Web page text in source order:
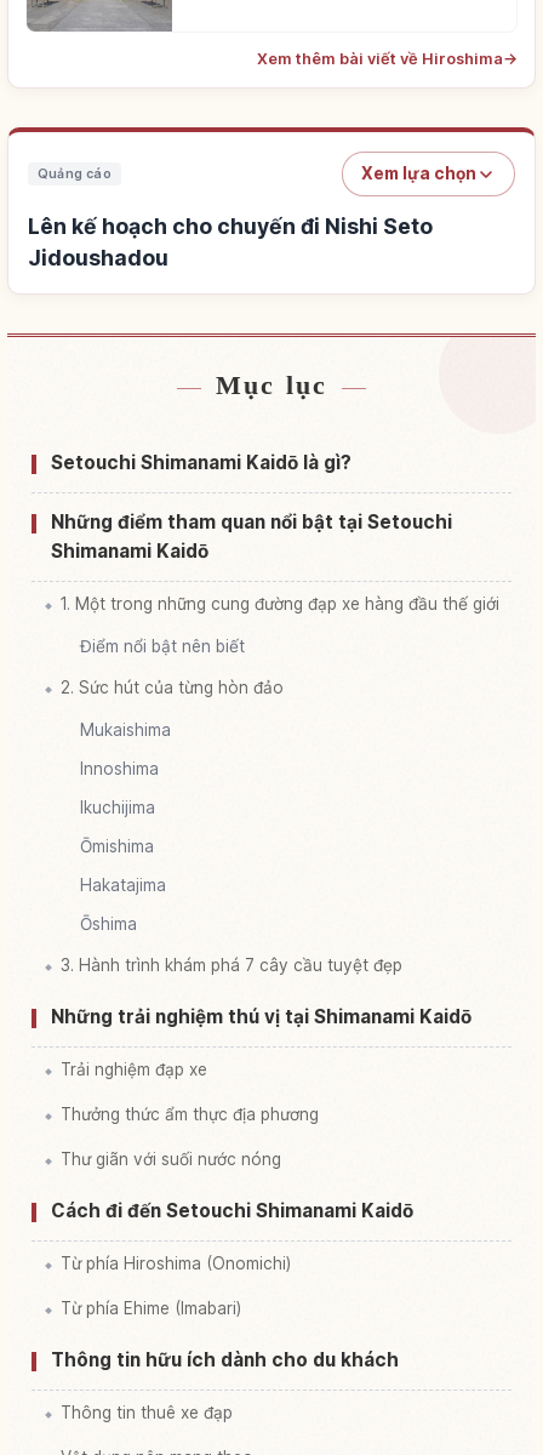
Xem thêm bài viết về Hiroshima→
Quảng cáo Xem lựa chọn
Lên kế hoạch cho chuyến đi Nishi Seto
Jidoushadou
Tìm chỗ ở gần Nishi Seto Jidoushadou
Tìm trải nghiệm tại Nishi Seto Jidoushadou
Mục lục
Setouchi Shimanami Kaidō là gì?
Những điểm tham quan nổi bật tại Setouchi
Shimanami Kaidō
1. Một trong những cung đường đạp xe hàng đầu thế giới
Điểm nổi bật nên biết
2. Sức hút của từng hòn đảo
Mukaishima
Innoshima
Ikuchijima
Ōmishima
Hakatajima
Ōshima
3. Hành trình khám phá 7 cây cầu tuyệt đẹp
Những trải nghiệm thú vị tại Shimanami Kaidō
Trải nghiệm đạp xe
Thưởng thức ẩm thực địa phương
Thư giãn với suối nước nóng
Cách đi đến Setouchi Shimanami Kaidō
Từ phía Hiroshima (Onomichi)
Từ phía Ehime (Imabari)
Thông tin hữu ích dành cho du khách
Thông tin thuê xe đạp